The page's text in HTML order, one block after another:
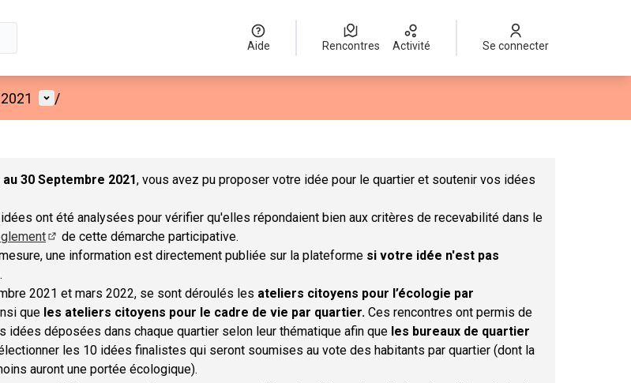
Aide Rencontres Activité Se connecter
Menu utilisateur
/
au 30 Septembre 2021, vous avez pu proposer votre idée pour le quartier et soutenir vos idées
ont été analysées pour vérifier qu'elles répondaient bien aux critères de recevabilité dans le
(S'ouvre dans un nouvel onglet)
de cette démarche participative.
une information est directement publiée sur la plateforme si votre idée n'est pas
.
2021 et mars 2022, se sont déroulés les ateliers citoyens pour l’écologie par
que les ateliers citoyens pour le cadre de vie par quartier. Ces rencontres ont permis de
idées déposées dans chaque quartier selon leur thématique afin que les bureaux de quartier
les 10 idées finalistes qui seront soumises au vote des habitants par quartier (dont la
auront une portée écologique).